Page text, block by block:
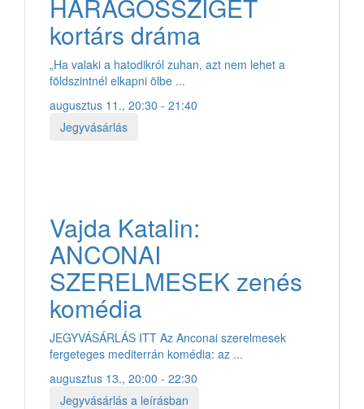
HARAGOSSZIGET
kortárs dráma
„Ha valaki a hatodikról zuhan, azt nem lehet a
földszintnél elkapni ölbe ...
augusztus 11., 20:30 - 21:40
Jegyvásárlás
Vajda Katalin:
ANCONAI
SZERELMESEK zenés
komédia
JEGYVÁSÁRLÁS ITT Az Anconai szerelmesek
fergeteges mediterrán komédia: az ...
augusztus 13., 20:00 - 22:30
Jegyvásárlás a leírásban